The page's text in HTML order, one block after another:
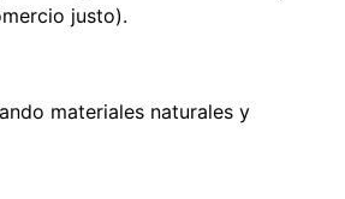
justo).
materiales naturales y